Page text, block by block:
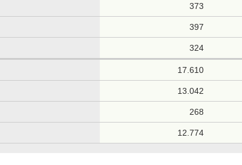
373
397
324
17.610
13.042
268
12.774